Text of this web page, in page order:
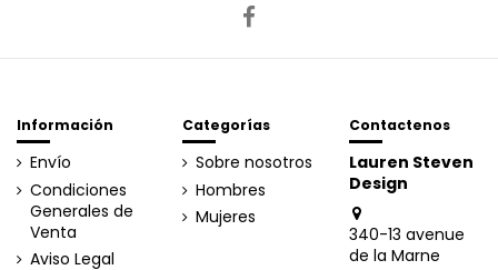
Información
Envío
Condiciones
Generales de
Venta
Aviso Legal
Categorías
Sobre nosotros
Hombres
Mujeres
Contactenos
Lauren Steven
Design
340-13 avenue
de la Marne